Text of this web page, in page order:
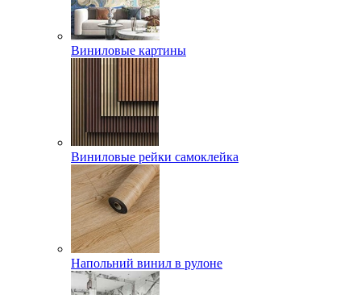
Виниловые картины
Виниловые рейки самоклейка
Напольний винил в рулоне